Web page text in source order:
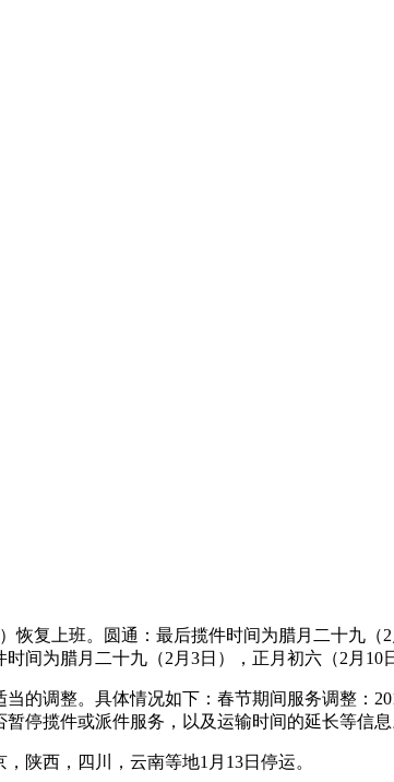
恢复上班。圆通：最后揽件时间为腊月二十九
间为腊月二十九（2月3日），正月初六（2月10
的调整。具体情况如下：春节期间服务调整：
停揽件或派件服务，以及运输时间的延长等信息
陕西，四川，云南等地1月13日停运。